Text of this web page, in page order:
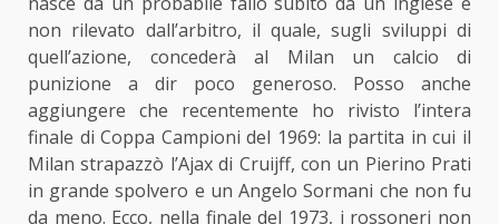
non rilevato dall’arbitro, il quale, sugli sviluppi di
quell’azione, concederà al Milan un calcio di
punizione a dir poco generoso. Posso anche
aggiungere che recentemente ho rivisto l’intera
finale di Coppa Campioni del 1969: la partita in cui il
Milan strapazzò l’Ajax di Cruijff, con un Pierino Prati
in grande spolvero e un Angelo Sormani che non fu
da meno. Ecco, nella finale del 1973, i rossoneri non